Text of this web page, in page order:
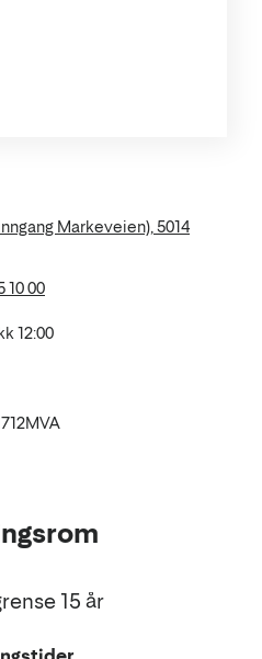
Markeveien), 5014
10 00
12:00
15 år